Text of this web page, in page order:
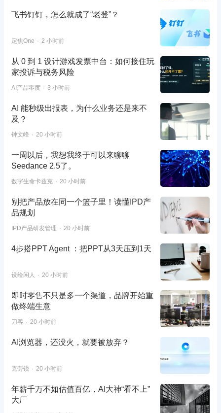
飞书钉钉，怎么就成了“老登”？
定焦One 2 小时前
从 0 到 1 设计游戏发票中台：如何接住玩
家投诉与税务风险
AI产品零度 3 小时前
AI 能秒级出报表，为什么业务还是来不
及？
钟文峰 20 小时前
一周以后，我想我终于可以来聊聊
Seedance 2.5了。
数字生命卡兹克 20 小时前
别把产品放在同一个篮子里！读懂IPD产
品规划
IPD产品研发管理 20 小时前
4步搭PPT Agent ：把PPT从3天压到1天
设绘闲人 20 小时前
即时零售不只是多一个渠道，品牌开始重
做终端生意
刀客 20 小时前
AI浏览器，还没火，就要被放弃？
克劳锐 20 小时前
年薪千万不如估值百亿，AI大神“看不上”
大厂